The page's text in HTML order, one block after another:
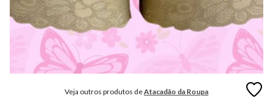
MODA
MASCULINA
Veja outros produtos deAtacadão da Roupa